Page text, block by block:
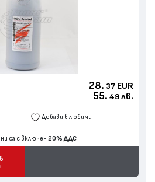
28. 37 EUR
55. 49 лв.
Добави в любими
са с включен 20% ДДС